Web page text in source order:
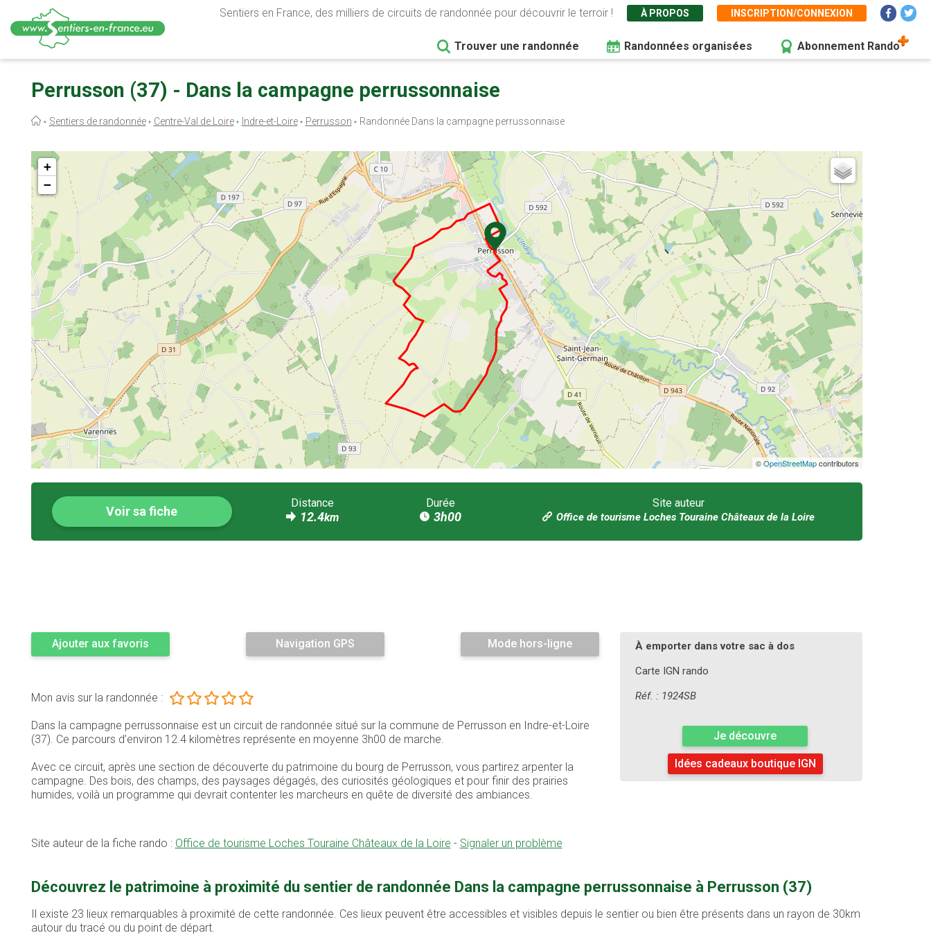
contenu
Sentiers en France, des milliers de circuits de randonnée pour découvrir le terroir ! À PROPOS INSCRIPTION/CONNEXION
Trouver une randonnée Randonnées organisées Abonnement Rando
Perrusson (37) - Dans la campagne perrussonnaise
Fil
Sentiers de randonnée Centre-Val de Loire Indre-et-Loire Perrusson Randonnée Dans la campagne perrussonnaise
+
−
©OpenStreetMapcontributors
Voir sa fiche
Distance
12.4km
Durée
3h00
Site auteur
Office de tourisme Loches Touraine Châteaux de la Loire
Ajouter aux favoris Navigation GPS Mode hors-ligne
Mon avis sur la randonnée :
Dans la campagne perrussonnaise est un circuit de randonnée situé sur la commune de Perrusson en Indre-et-Loire
(37). Ce parcours d’environ 12.4 kilomètres représente en moyenne 3h00 de marche.
Avec ce circuit, après une section de découverte du patrimoine du bourg de Perrusson, vous partirez arpenter la
campagne. Des bois, des champs, des paysages dégagés, des curiosités géologiques et pour finir des prairies
humides, voilà un programme qui devrait contenter les marcheurs en quête de diversité des ambiances.
Site auteur de la fiche rando : Office de tourisme Loches Touraine Châteaux de la Loire - Signaler un problème
À emporter dans votre sac à dos
Carte IGN rando
Réf. : 1924SB
Je découvre
Idées cadeaux boutique IGN
Découvrez le patrimoine à proximité du sentier de randonnée Dans la campagne perrussonnaise à Perrusson (37)
Il existe 23 lieux remarquables à proximité de cette randonnée. Ces lieux peuvent être accessibles et visibles depuis le sentier ou bien être présents dans un rayon de 30km
autour du tracé ou du point de départ.